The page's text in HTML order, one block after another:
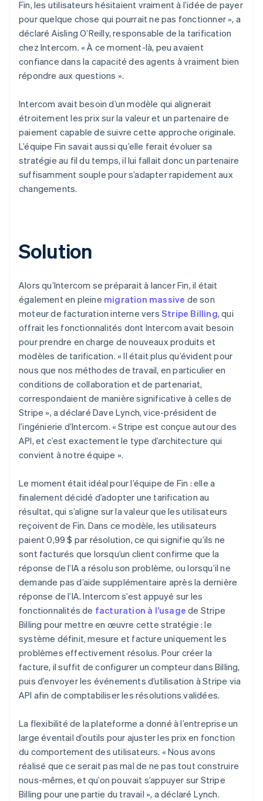
Fin, les utilisateurs hésitaient vraiment à l’idée de payer
pour quelque chose qui pourrait ne pas fonctionner », a
déclaré Aisling O’Reilly, responsable de la tarification
chez Intercom. « À ce moment-là, peu avaient
confiance dans la capacité des agents à vraiment bien
répondre aux questions ».
Intercom avait besoin d’un modèle qui alignerait
étroitement les prix sur la valeur et un partenaire de
paiement capable de suivre cette approche originale.
L’équipe Fin savait aussi qu’elle ferait évoluer sa
stratégie au fil du temps, il lui fallait donc un partenaire
suffisamment souple pour s’adapter rapidement aux
changements.
Solution
Alors qu’Intercom se préparait à lancer Fin, il était
également en pleine migration massive de son
moteur de facturation interne vers Stripe Billing, qui
offrait les fonctionnalités dont Intercom avait besoin
pour prendre en charge de nouveaux produits et
modèles de tarification. « Il était plus qu’évident pour
nous que nos méthodes de travail, en particulier en
conditions de collaboration et de partenariat,
correspondaient de manière significative à celles de
Stripe », a déclaré Dave Lynch, vice-président de
l’ingénierie d’Intercom. « Stripe est conçue autour des
API, et c’est exactement le type d’architecture qui
convient à notre équipe ».
Le moment était idéal pour l’équipe de Fin : elle a
finalement décidé d’adopter une tarification au
résultat, qui s’aligne sur la valeur que les utilisateurs
reçoivent de Fin. Dans ce modèle, les utilisateurs
paient 0,99 $ par résolution, ce qui signifie qu’ils ne
sont facturés que lorsqu’un client confirme que la
réponse de l’IA a résolu son problème, ou lorsqu’il ne
demande pas d’aide supplémentaire après la dernière
réponse de l’IA. Intercom s’est appuyé sur les
fonctionnalités de facturation à l’usage de Stripe
Billing pour mettre en œuvre cette stratégie : le
système définit, mesure et facture uniquement les
problèmes effectivement résolus. Pour créer la
facture, il suffit de configurer un compteur dans Billing,
puis d’envoyer les événements d’utilisation à Stripe via
API afin de comptabiliser les résolutions validées.
La flexibilité de la plateforme a donné à l’entreprise un
large éventail d’outils pour ajuster les prix en fonction
du comportement des utilisateurs. « Nous avons
réalisé que ce serait pas mal de ne pas tout construire
nous-mêmes, et qu’on pouvait s’appuyer sur Stripe
Billing pour une partie du travail », a déclaré Lynch.